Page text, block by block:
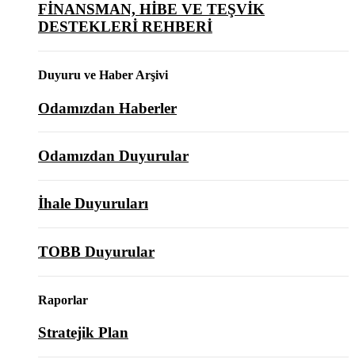
FİNANSMAN, HİBE VE TEŞVİK
DESTEKLERİ REHBERİ
Duyuru ve Haber Arşivi
Odamızdan Haberler
Odamızdan Duyurular
İhale Duyuruları
TOBB Duyurular
Raporlar
Stratejik Plan